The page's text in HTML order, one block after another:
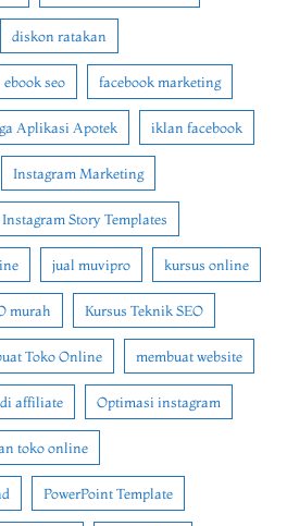
diskon ratakan
ebook seo facebook marketing
Aplikasi Apotek iklan facebook
Instagram Marketing
Instagram Story Templates
jual muvipro kursus online
murah Kursus Teknik SEO
Toko Online membuat website
affiliate Optimasi instagram
toko online
PowerPoint Template